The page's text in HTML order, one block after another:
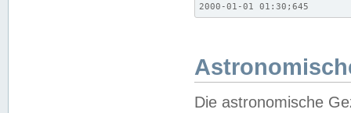
2000-01-01 01:30;645
Die astronomische